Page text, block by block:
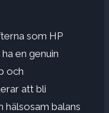
som HP
en genuin
och
att bli
hälsosam balans